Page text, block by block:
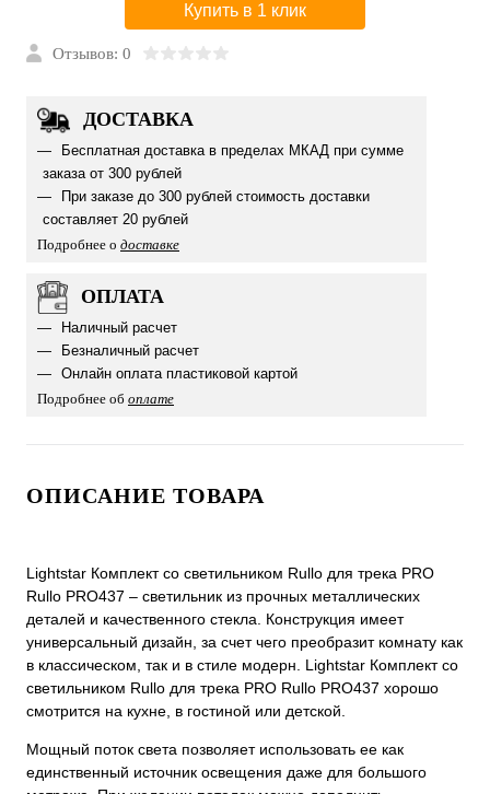
Купить в 1 клик
Отзывов: 0
ДОСТАВКА
Бесплатная доставка в пределах МКАД при сумме
заказа от 300 рублей
При заказе до 300 рублей стоимость доставки
составляет 20 рублей
Подробнее о доставке
ОПЛАТА
Наличный расчет
Безналичный расчет
Онлайн оплата пластиковой картой
Подробнее об оплате
ОПИСАНИЕ ТОВАРА
Lightstar Комплект со светильником Rullo для трека PRO
Rullo PRO437 – светильник из прочных металлических
деталей и качественного стекла. Конструкция имеет
универсальный дизайн, за счет чего преобразит комнату как
в классическом, так и в стиле модерн. Lightstar Комплект со
светильником Rullo для трека PRO Rullo PRO437 хорошо
смотрится на кухне, в гостиной или детской.
Мощный поток света позволяет использовать ее как
единственный источник освещения даже для большого